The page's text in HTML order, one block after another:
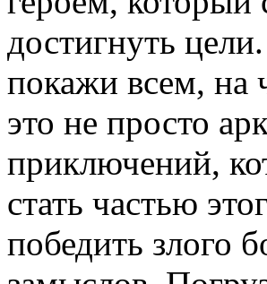
достигнуть
покажи всем, на
это не просто
приключений,
стать частью
победить злого